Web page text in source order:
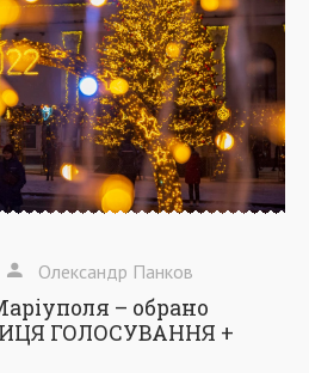
Олександр Панков
– обрано
ГОЛОСУВАННЯ +